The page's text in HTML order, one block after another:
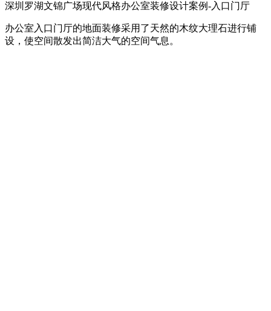
深圳罗湖文锦广场现代风格办公室装修设计案例-入口门厅
办公室入口门厅的地面装修采用了天然的木纹大理石进行铺
设，使空间散发出简洁大气的空间气息。